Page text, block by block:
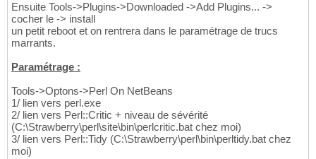
Ensuite Tools->Plugins->Downloaded ->Add Plugins... ->
cocher le -> install
un petit reboot et on rentrera dans le paramétrage de trucs
marrants.
Paramétrage :
Tools->Optons->Perl On NetBeans
1/ lien vers perl.exe
2/ lien vers Perl::Critic + niveau de sévérité
(C:\Strawberry\perl\site\bin\perlcritic.bat chez moi)
3/ lien vers Perl::Tidy (C:\Strawberry\perl\bin\perltidy.bat chez
moi)